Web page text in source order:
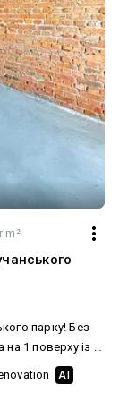
m²
парку! Без
AI